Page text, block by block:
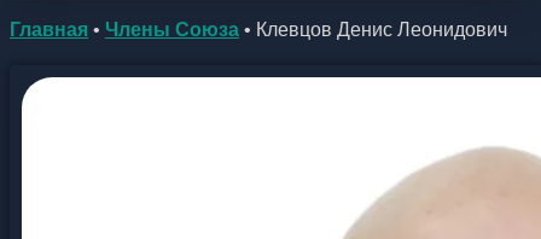
Главная • Члены Союза • Клевцов Денис Леонидович